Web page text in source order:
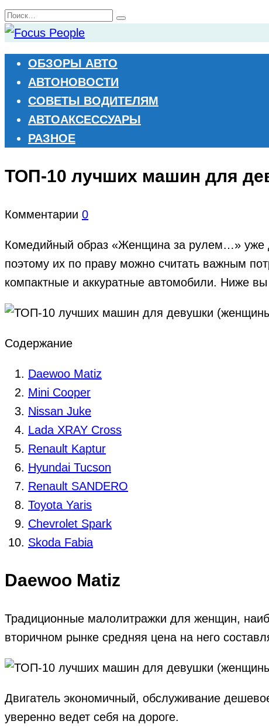
Перейти
к
содержанию
Search
for:
ОБЗОРЫ АВТО
АВТОНОВОСТИ
СОВЕТЫ ВОДИТЕЛЯМ
АВТОАКСЕССУАРЫ
РАЗНОЕ
ТОП-10 лучших машин для
Комментарии 0
Комедийный образ «Женщина за рулем…» уже
поэтому их по праву можно считать важным
компактные и аккуратные автомобили. Ниже
Содержание
Daewoo Matiz
Mini Cooper
Nissan Juke
Lada XRAY Cross
Renault Kaptur
Hyundai Tucson
Renault SANDERO
Toyota Yaris
Chevrolet Spark
Skoda Fabia
Daewoo Matiz
Традиционные малолитражки для женщин,
вторичном рынке средняя цена на него
Двигатель экономичный, обслуживание
уверенно ведет себя на дороге.